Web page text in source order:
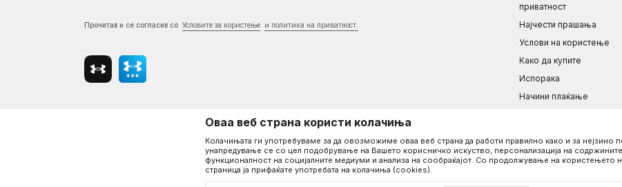
M/L-C
8 ¼ – 8 ⅞
7 ¼ - 7 ⅝
Прочитав и се согласив со Условите за користење и политика на приватност.
приватност
Најчести прашања
Услови на користење
Како да купите
Испорака
Начини плаќање
производот
Одреди ја големината
Ценовник
Оваа веб страна користи колачиња
Колачињата ги употребуваме за да овозможиме оваа веб страна да работи правилно како и за нејзино
унапредување се со цел подобрување на Вашето корисничко искуство, персонализација на
функционалност на социјалните медиуми и анализа на сообраќајот. Со продолжување на користењето
страница ја прифаќате употребата на колачиња (cookies).